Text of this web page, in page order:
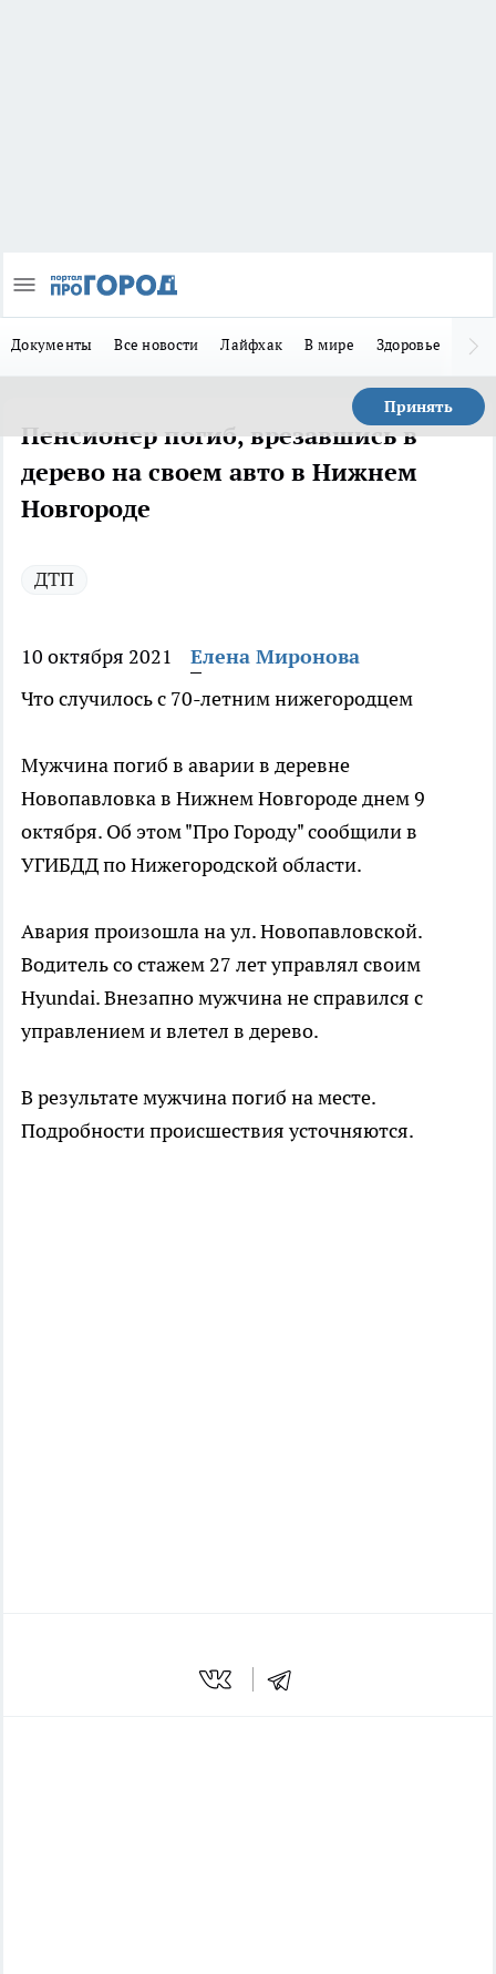
Документы Все новости Лайфхак В мире Здоровье
Принять
Пенсионер погиб, врезавшись в
дерево на своем авто в Нижнем
Новгороде
ДТП
10 октября 2021
Елена Миронова
Что случилось с 70-летним нижегородцем
Мужчина погиб в аварии в деревне
Новопавловка в Нижнем Новгороде днем 9
октября. Об этом "Про Городу" сообщили в
УГИБДД по Нижегородской области.
Авария произошла на ул. Новопавловской.
Водитель со стажем 27 лет управлял своим
Hyundai. Внезапно мужчина не справился с
управлением и влетел в дерево.
В результате мужчина погиб на месте.
Подробности происшествия усточняются.